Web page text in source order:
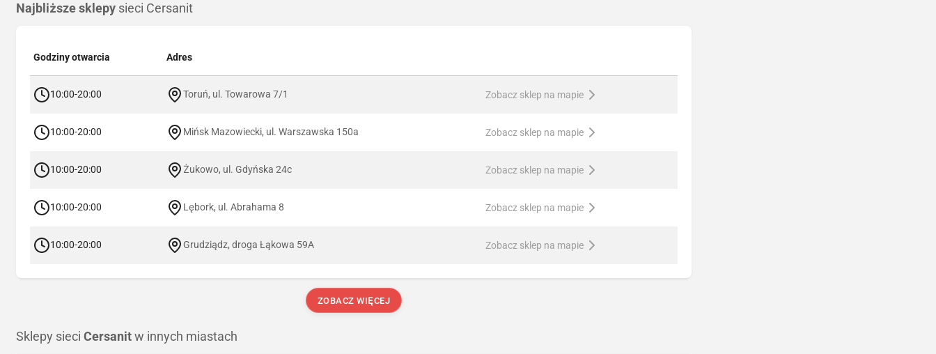
Najbliższe sklepy sieci Cersanit
Godziny otwarcia Adres
10:00-20:00 Toruń, ul. Towarowa 7/1 Zobacz sklep na mapie
10:00-20:00 Mińsk Mazowiecki, ul. Warszawska 150a Zobacz sklep na mapie
10:00-20:00 Żukowo, ul. Gdyńska 24c Zobacz sklep na mapie
10:00-20:00 Lębork, ul. Abrahama 8 Zobacz sklep na mapie
10:00-20:00 Grudziądz, droga Łąkowa 59A Zobacz sklep na mapie
ZOBACZ WIĘCEJ
Sklepy sieci Cersanit w innych miastach